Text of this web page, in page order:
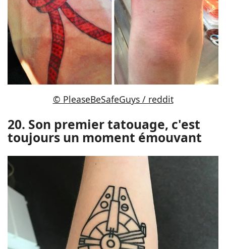
© PleaseBeSafeGuys / reddit
20. Son premier tatouage, c'est
toujours un moment émouvant